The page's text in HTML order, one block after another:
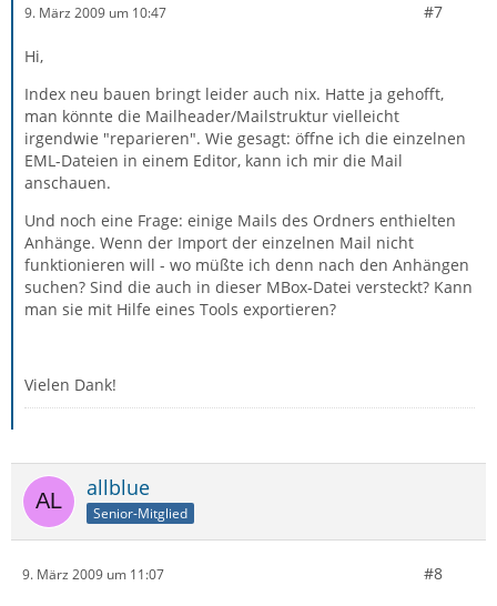
9. März 2009 um 10:47 #7
Hi,
Index neu bauen bringt leider auch nix. Hatte ja gehofft,
man könnte die Mailheader/Mailstruktur vielleicht
irgendwie "reparieren". Wie gesagt: öffne ich die einzelnen
EML-Dateien in einem Editor, kann ich mir die Mail
anschauen.
Und noch eine Frage: einige Mails des Ordners enthielten
Anhänge. Wenn der Import der einzelnen Mail nicht
funktionieren will - wo müßte ich denn nach den Anhängen
suchen? Sind die auch in dieser MBox-Datei versteckt? Kann
man sie mit Hilfe eines Tools exportieren?
Vielen Dank!
allblue
Senior-Mitglied
9. März 2009 um 11:07 #8